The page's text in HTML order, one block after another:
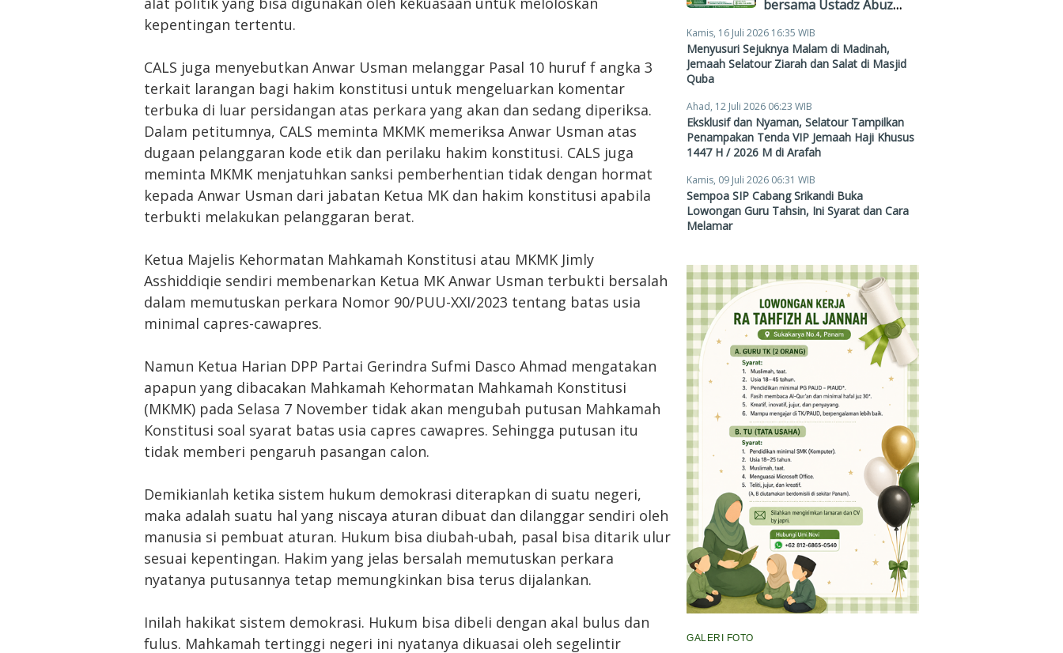
kepentingan tertentu.
CALS juga menyebutkan Anwar Usman melanggar Pasal 10 huruf f angka 3
terkait larangan bagi hakim konstitusi untuk mengeluarkan komentar
terbuka di luar persidangan atas perkara yang akan dan sedang diperiksa.
Dalam petitumnya, CALS meminta MKMK memeriksa Anwar Usman atas
dugaan pelanggaran kode etik dan perilaku hakim konstitusi. CALS juga
meminta MKMK menjatuhkan sanksi pemberhentian tidak dengan hormat
kepada Anwar Usman dari jabatan Ketua MK dan hakim konstitusi apabila
terbukti melakukan pelanggaran berat.
Ketua Majelis Kehormatan Mahkamah Konstitusi atau MKMK Jimly
Asshiddiqie sendiri membenarkan Ketua MK Anwar Usman terbukti bersalah
dalam memutuskan perkara Nomor 90/PUU-XXI/2023 tentang batas usia
minimal capres-cawapres.
Namun Ketua Harian DPP Partai Gerindra Sufmi Dasco Ahmad mengatakan
apapun yang dibacakan Mahkamah Kehormatan Mahkamah Konstitusi
(MKMK) pada Selasa 7 November tidak akan mengubah putusan Mahkamah
Konstitusi soal syarat batas usia capres cawapres. Sehingga putusan itu
tidak memberi pengaruh pasangan calon.
Demikianlah ketika sistem hukum demokrasi diterapkan di suatu negeri,
maka adalah suatu hal yang niscaya aturan dibuat dan dilanggar sendiri oleh
manusia si pembuat aturan. Hukum bisa diubah-ubah, pasal bisa ditarik ulur
sesuai kepentingan. Hakim yang jelas bersalah memutuskan perkara
nyatanya putusannya tetap memungkinkan bisa terus dijalankan.
Inilah hakikat sistem demokrasi. Hukum bisa dibeli dengan akal bulus dan
fulus. Mahkamah tertinggi negeri ini nyatanya dikuasai oleh segelintir
bersama Ustadz Abuz
Mulai Rp38,4 Juta
Kamis, 16 Juli 2026 16:35 WIB
Menyusuri Sejuknya Malam di Madinah,
Jemaah Selatour Ziarah dan Salat di Masjid
Quba
Ahad, 12 Juli 2026 06:23 WIB
Eksklusif dan Nyaman, Selatour Tampilkan
Penampakan Tenda VIP Jemaah Haji Khusus
1447 H / 2026 M di Arafah
Kamis, 09 Juli 2026 06:31 WIB
Sempoa SIP Cabang Srikandi Buka
Lowongan Guru Tahsin, Ini Syarat dan Cara
Melamar
GALERI FOTO